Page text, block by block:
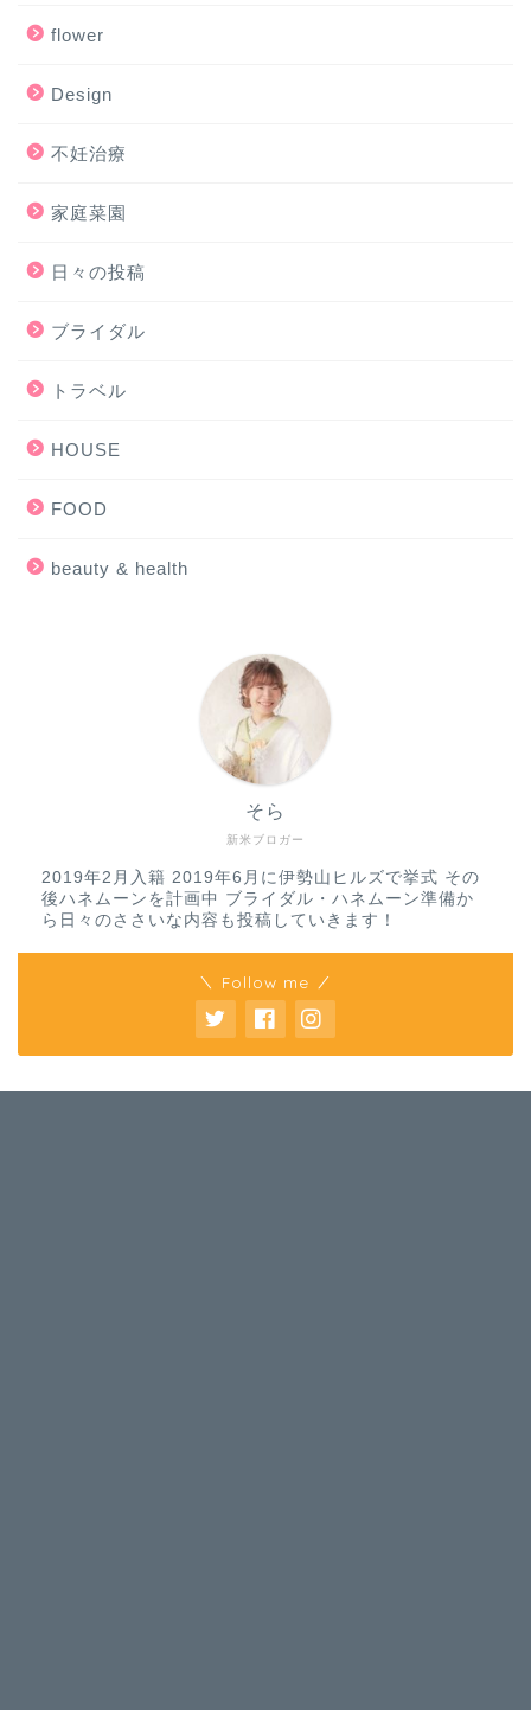
flower
Design
不妊治療
家庭菜園
日々の投稿
ブライダル
トラベル
HOUSE
FOOD
beauty & health
新米ブロガー
そら
2019年2月入籍 2019年6月に伊勢山ヒルズで挙式 その
後ハネムーンを計画中 ブライダル・ハネムーン準備か
ら日々のささいな内容も投稿していきます！
＼ Follow me ／